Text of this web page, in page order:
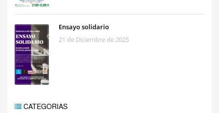
Ensayo solidario
21 de Diciembre de 2025
CATEGORIAS